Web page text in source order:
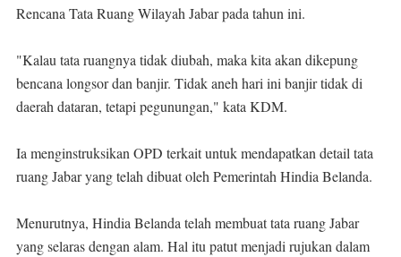
Rencana Tata Ruang Wilayah Jabar pada tahun ini.
"Kalau tata ruangnya tidak diubah, maka kita akan dikepung
bencana longsor dan banjir. Tidak aneh hari ini banjir tidak di
daerah dataran, tetapi pegunungan," kata KDM.
Ia menginstruksikan OPD terkait untuk mendapatkan detail tata
ruang Jabar yang telah dibuat oleh Pemerintah Hindia Belanda.
Menurutnya, Hindia Belanda telah membuat tata ruang Jabar
yang selaras dengan alam. Hal itu patut menjadi rujukan dalam